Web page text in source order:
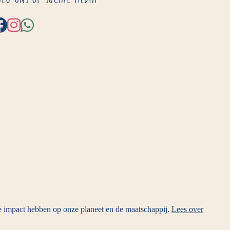
hebben op onze planeet en de maatschappij. Lees over